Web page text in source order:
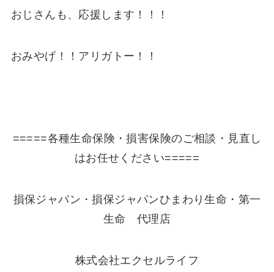
おじさんも、応援します！！！
おみやげ！！アリガトー！！
=====各種生命保険・損害保険のご相談・見直し
はお任せください=====
損保ジャパン・損保ジャパンひまわり生命・第一
生命 代理店
株式会社エクセルライフ